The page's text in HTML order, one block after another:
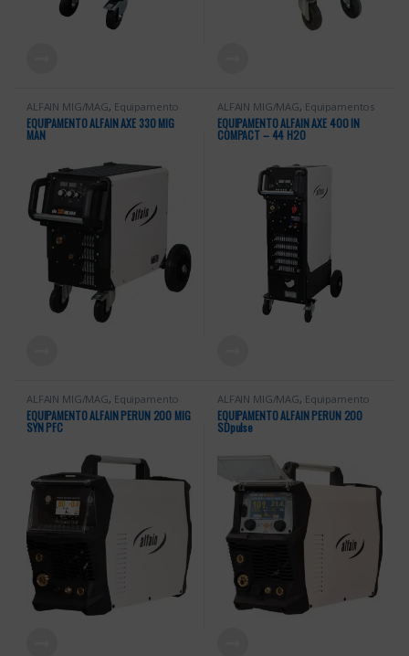
ALFAIN MIG/MAG, Equipamento
Soldadura,Equipamentos Alfa in
Equipamentos Soldadura,MIG
MAG NORMAL
EQUIPAMENTO ALFAIN AXE 330 MIG
MAN
ALFAIN MIG/MAG, Equipamentos
Alfa in ,Equipamentos Soldadura
MIG MAG SINÉRGICAS
EQUIPAMENTO ALFAIN AXE 400 IN
COMPACT – 44 H2O
ALFAIN MIG/MAG, Equipamento
Soldadura,Equipamentos Alfa in,
Equipamentos Soldadura, MIG
MAG SINÉRGICAS
EQUIPAMENTO ALFAIN PERUN 200 MIG
SYN PFC
ALFAIN MIG/MAG, Equipamento
Soldadura,Equipamentos Alfa in
Equipamentos Soldadura, MIG
MAG DUPLO PULSADAS
EQUIPAMENTO ALFAIN PERUN 200
SDpulse